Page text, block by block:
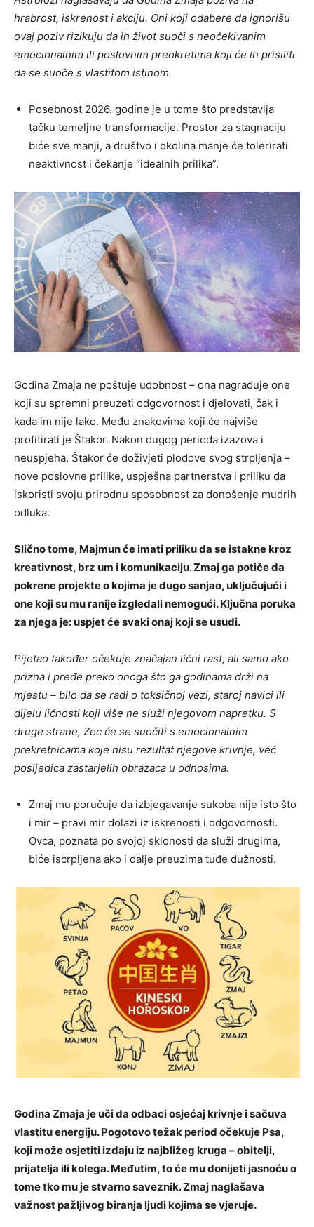
hrabrost, iskrenost i akciju. Oni koji odabere da ignorišu
ovaj poziv rizikuju da ih život suoči s neočekivanim
emocionalnim ili poslovnim preokretima koji će ih prisiliti
da se suoče s vlastitom istinom.
Posebnost 2026. godine je u tome što predstavlja
tačku temeljne transformacije. Prostor za stagnaciju
biće sve manji, a društvo i okolina manje će tolerirati
neaktivnost i čekanje “idealnih prilika”.
Godina Zmaja ne poštuje udobnost – ona nagrađuje one
koji su spremni preuzeti odgovornost i djelovati, čak i
kada im nije lako. Među znakovima koji će najviše
profitirati je Štakor. Nakon dugog perioda izazova i
neuspjeha, Štakor će doživjeti plodove svog strpljenja –
nove poslovne prilike, uspješna partnerstva i priliku da
iskoristi svoju prirodnu sposobnost za donošenje mudrih
odluka.
Slično tome, Majmun će imati priliku da se istakne kroz
kreativnost, brz um i komunikaciju. Zmaj ga potiče da
pokrene projekte o kojima je dugo sanjao, uključujući i
one koji su mu ranije izgledali nemogući. Ključna poruka
za njega je: uspjet će svaki onaj koji se usudi.
Pijetao također očekuje značajan lični rast, ali samo ako
prizna i pređe preko onoga što ga godinama drži na
mjestu – bilo da se radi o toksičnoj vezi, staroj navici ili
dijelu ličnosti koji više ne služi njegovom napretku. S
druge strane, Zec će se suočiti s emocionalnim
prekretnicama koje nisu rezultat njegove krivnje, već
posljedica zastarjelih obrazaca u odnosima.
Zmaj mu poručuje da izbjegavanje sukoba nije isto što
i mir – pravi mir dolazi iz iskrenosti i odgovornosti.
Ovca, poznata po svojoj sklonosti da služi drugima,
biće iscrpljena ako i dalje preuzima tuđe dužnosti.
Godina Zmaja je uči da odbaci osjećaj krivnje i sačuva
vlastitu energiju. Pogotovo težak period očekuje Psa,
koji može osjetiti izdaju iz najbližeg kruga – obitelji,
prijatelja ili kolega. Međutim, to će mu donijeti jasnoću o
tome tko mu je stvarno saveznik. Zmaj naglašava
važnost pažljivog biranja ljudi kojima se vjeruje.